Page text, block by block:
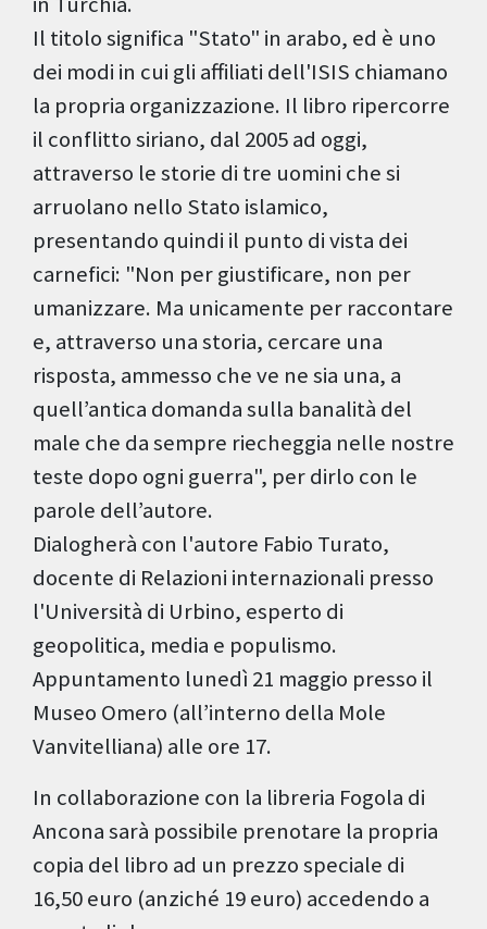
Il titolo significa "Stato" in arabo, ed è uno
dei modi in cui gli affiliati dell'ISIS chiamano
la propria organizzazione. Il libro ripercorre
il conflitto siriano, dal 2005 ad oggi,
attraverso le storie di tre uomini che si
arruolano nello Stato islamico,
presentando quindi il punto di vista dei
carnefici: "Non per giustificare, non per
umanizzare. Ma unicamente per raccontare
e, attraverso una storia, cercare una
risposta, ammesso che ve ne sia una, a
quell’antica domanda sulla banalità del
male che da sempre riecheggia nelle nostre
teste dopo ogni guerra", per dirlo con le
parole dell’autore.
Dialogherà con l'autore Fabio Turato,
docente di Relazioni internazionali presso
l'Università di Urbino, esperto di
geopolitica, media e populismo.
Appuntamento lunedì 21 maggio presso il
Museo Omero (all’interno della Mole
Vanvitelliana) alle ore 17.
In collaborazione con la libreria Fogola di
Ancona sarà possibile prenotare la propria
copia del libro ad un prezzo speciale di
16,50 euro (anziché 19 euro) accedendo a